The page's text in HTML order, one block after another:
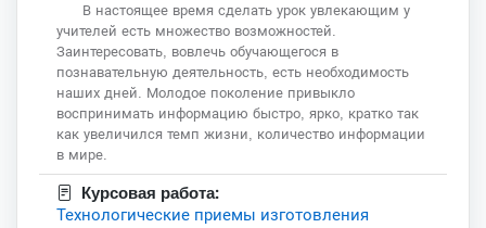
В настоящее время сделать урок увлекающим у
учителей есть множество возможностей.
Заинтересовать, вовлечь обучающегося в
познавательную деятельность, есть необходимость
наших дней. Молодое поколение привыкло
воспринимать информацию быстро, ярко, кратко так
как увеличился темп жизни, количество информации
в мире.
Курсовая работа:
Технологические приемы изготовления